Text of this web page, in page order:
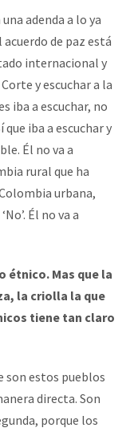
adenda a lo ya
de paz está
internacional y
y escuchar a la
iba a escuchar, no
iba a escuchar y
Él no va a
rural que ha
urbana,
Él no va a
étnico. Mas que la
la criolla la que
tiene tan claro
son estos pueblos
directa. Son
porque los